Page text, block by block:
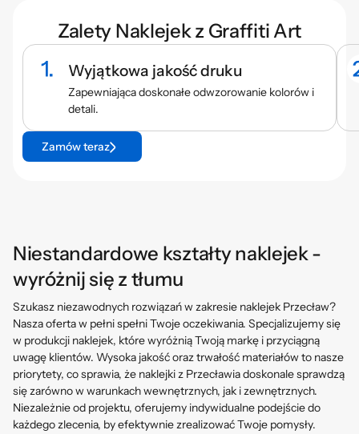
Zalety Naklejek z Graffiti Art
Wyjątkowa jakość druku
Zapewniająca doskonałe odwzorowanie kolorów i
detali.
Zamów teraz
Niestandardowe kształty naklejek -
wyróżnij się z tłumu
Szukasz niezawodnych rozwiązań w zakresie naklejek Przecław?
Nasza oferta w pełni spełni Twoje oczekiwania. Specjalizujemy się
w produkcji naklejek, które wyróżnią Twoją markę i przyciągną
uwagę klientów. Wysoka jakość oraz trwałość materiałów to nasze
priorytety, co sprawia, że naklejki z Przecławia doskonale sprawdzą
się zarówno w warunkach wewnętrznych, jak i zewnętrznych.
Niezależnie od projektu, oferujemy indywidualne podejście do
każdego zlecenia, by efektywnie zrealizować Twoje pomysły.